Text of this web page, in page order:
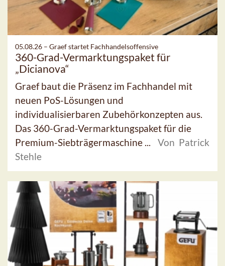
05.08.26 – Graef startet Fachhandelsoffensive
360-Grad-Vermarktungspaket für
„Dicianova“
Graef baut die Präsenz im Fachhandel mit
neuen PoS-Lösungen und
individualisierbaren Zubehörkonzepten aus.
Das 360-Grad-Vermarktungspaket für die
Premium-Siebträgermaschine ...
Von Patrick
Stehle